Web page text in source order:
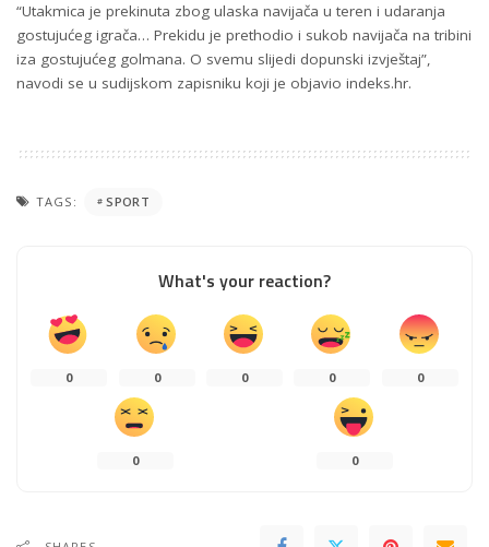
“Utakmica je prekinuta zbog ulaska navijača u teren i udaranja
gostujućeg igrača… Prekidu je prethodio i sukob navijača na tribini
iza gostujućeg golmana. O svemu slijedi dopunski izvještaj”,
navodi se u sudijskom zapisniku koji je objavio indeks.hr.
TAGS: SPORT
What's your reaction?
0 0 0 0 0
0 0